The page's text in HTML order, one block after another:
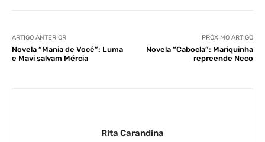
ARTIGO ANTERIOR
Novela “Mania de Você”: Luma
e Mavi salvam Mércia
PRÓXIMO ARTIGO
Novela “Cabocla”: Mariquinha
repreende Neco
Rita Carandina